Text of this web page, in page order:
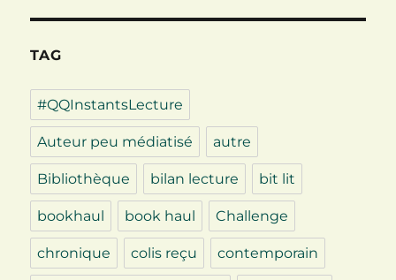
TAG
#QQInstantsLecture
Auteur peu médiatisé autre
Bibliothèque bilan lecture bit lit
bookhaul book haul Challenge
chronique colis reçu contemporain